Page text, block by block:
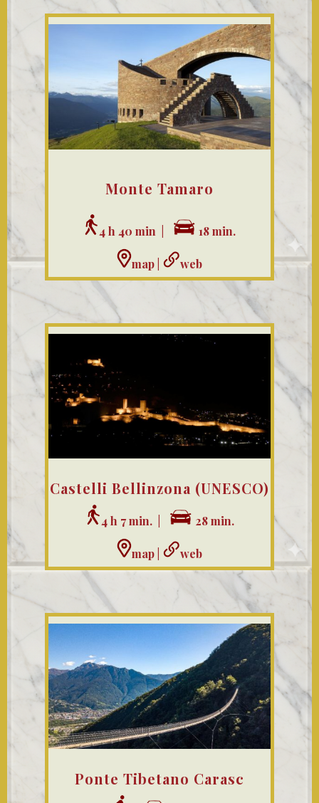
Monte Tamaro
4 h 40 min | 18 min.
map| web
Castelli Bellinzona (UNESCO)
4 h 7 min. | 28 min.
map| web
Ponte Tibetano Carasc